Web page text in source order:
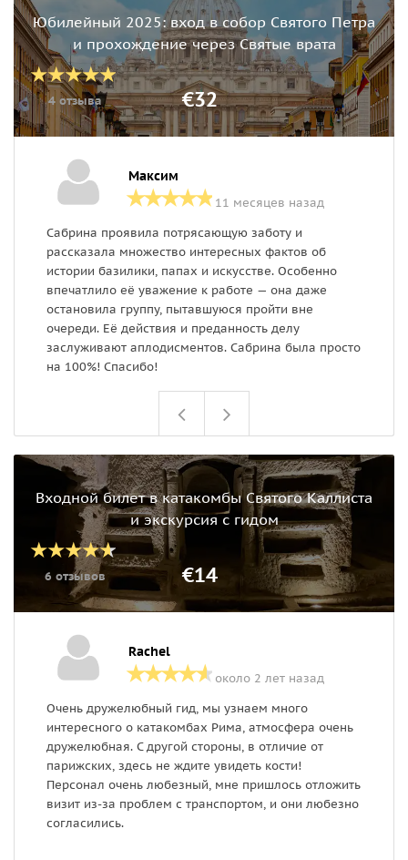
Юбилейный 2025: вход в собор Святого Петра
и прохождение через Святые врата
4 отзыва €32
Максим
11 месяцев назад
Сабрина проявила потрясающую заботу и
рассказала множество интересных фактов об
истории базилики, папах и искусстве. Особенно
впечатлило её уважение к работе — она даже
остановила группу, пытавшуюся пройти вне
очереди. Её действия и преданность делу
заслуживают аплодисментов. Сабрина была просто
на 100%! Спасибо!
Входной билет в катакомбы Святого Каллиста
и экскурсия с гидом
6 отзывов €14
Rachel
около 2 лет назад
Очень дружелюбный гид, мы узнаем много
интересного о катакомбах Рима, атмосфера очень
дружелюбная. С другой стороны, в отличие от
парижских, здесь не ждите увидеть кости!
Персонал очень любезный, мне пришлось отложить
визит из-за проблем с транспортом, и они любезно
согласились.